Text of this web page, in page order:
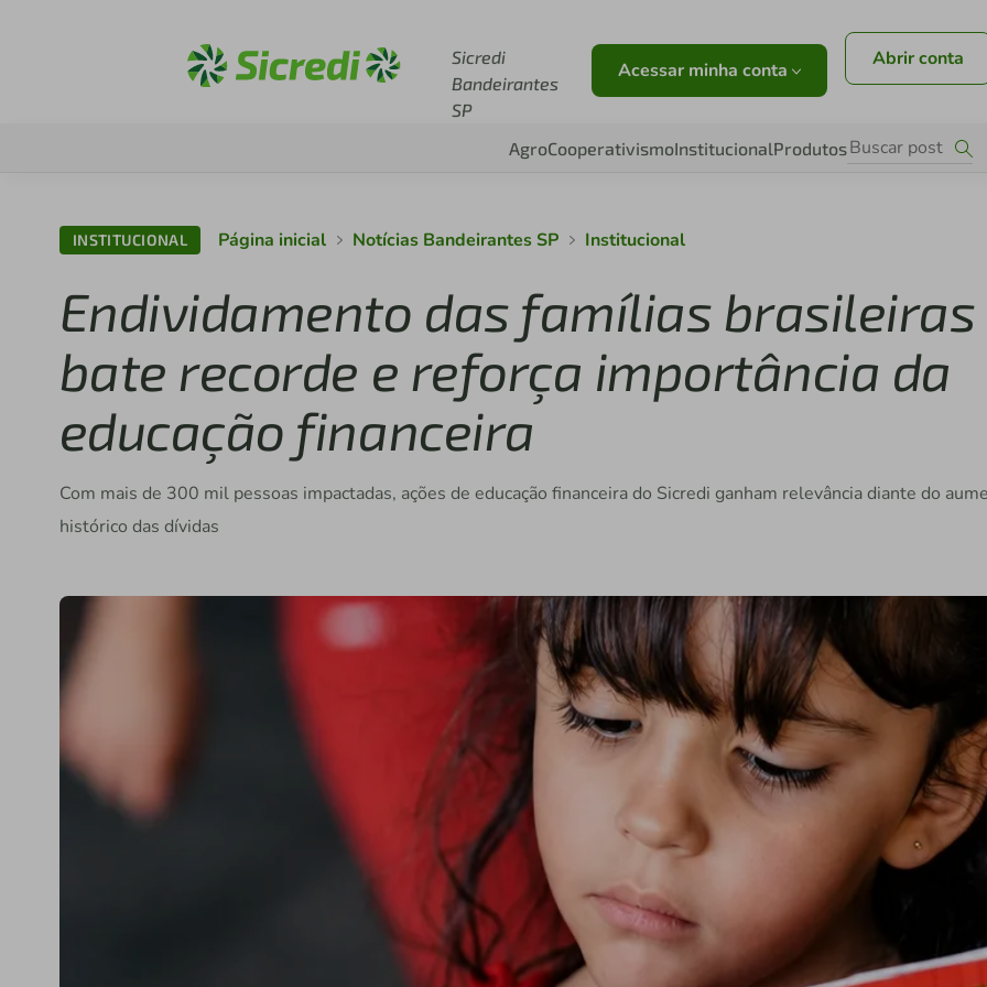
Sicredi
Bandeirantes
SP
Acessar minha conta Abrir conta
AgroCooperativismoInstitucionalProdutos
INSTITUCIONAL Página inicial Notícias Bandeirantes SP Institucional
Endividamento das famílias brasileiras
bate recorde e reforça importância da
educação financeira
Com mais de 300 mil pessoas impactadas, ações de educação financeira do Sicredi ganham relevância diante do
histórico das dívidas